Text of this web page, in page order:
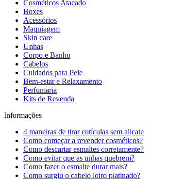
Cosméticos Atacado
Boxes
Acessórios
Maquiagem
Skin care
Unhas
Corpo e Banho
Cabelos
Cuidados para Pele
Bem-estar e Relaxamento
Perfumaria
Kits de Revenda
Informações
4 maneiras de tirar cutículas sem alicate
Como começar a revender cosméticos?
Como descartar esmaltes corretamente?
Como evitar que as unhas quebrem?
Como fazer o esmalte durar mais?
Como surgiu o cabelo loiro platinado?